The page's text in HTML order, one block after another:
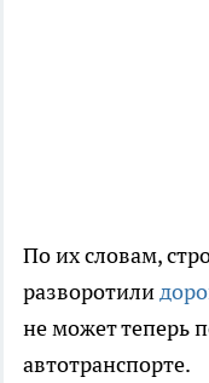
По их словам,
разворотили
не может теперь
автотранспорте.